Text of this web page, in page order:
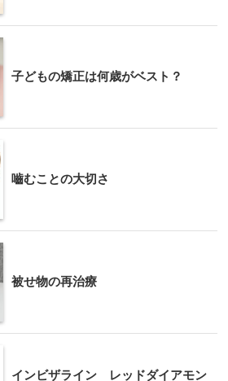
子どもの矯正は何歳がベスト？
嚙むことの大切さ
被せ物の再治療
インビザライン レッドダイアモン